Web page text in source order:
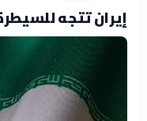
إيران تتجه